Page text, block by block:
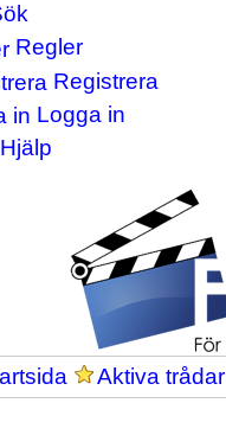
Regler
Registrera
Logga in
Hjälp
Aktiva trådar